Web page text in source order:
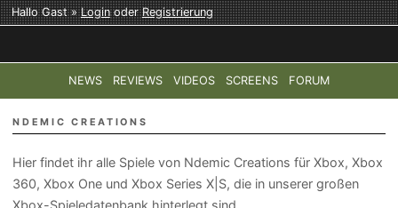
Hallo Gast »LoginoderRegistrierung
NEWS REVIEWS VIDEOS SCREENS FORUM
TOP-THEMEN: COD: MODERN WARFARE 4 HALO:
NDEMIC CREATIONS
Hier findet ihr alle Spiele von Ndemic Creations für Xbox, Xbox
360, Xbox One und Xbox Series X|S, die in unserer großen